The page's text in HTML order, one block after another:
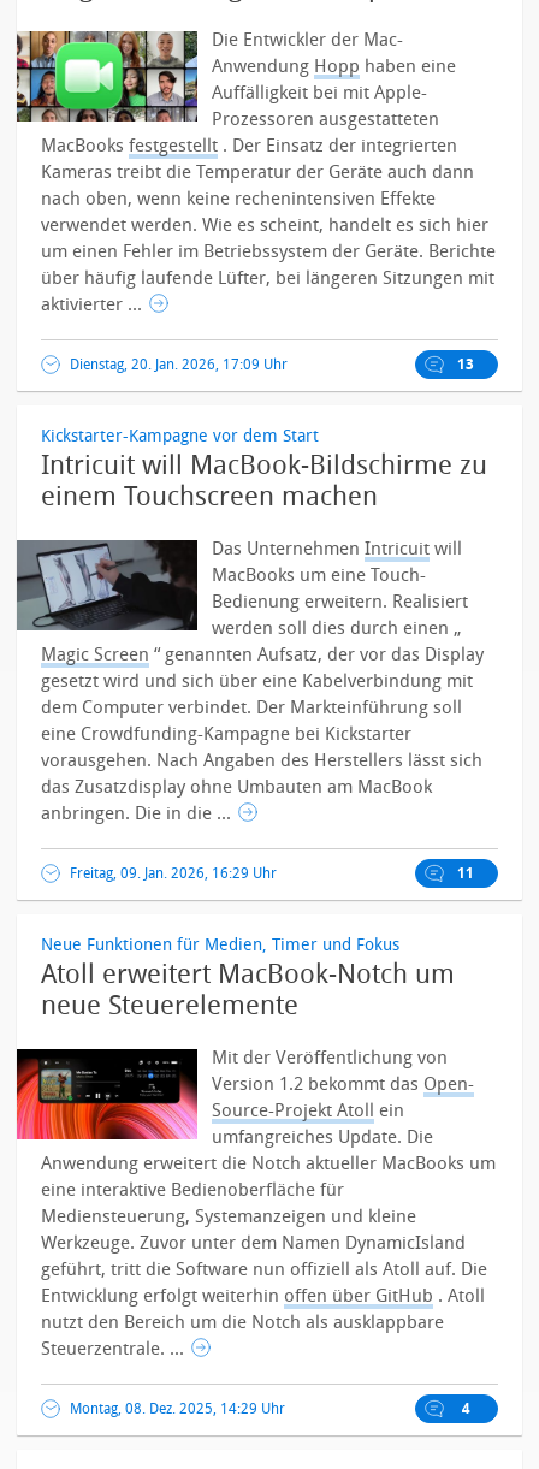
Die Entwickler der Mac-
Anwendung Hopp haben eine
Auffälligkeit bei mit Apple-
Prozessoren ausgestatteten
MacBooksfestgestellt . Der Einsatz der integrierten
Kameras treibt die Temperatur der Geräte auch dann
nach oben, wenn keine rechenintensiven Effekte
verwendet werden. Wie es scheint, handelt es sich hier
um einen Fehler im Betriebssystem der Geräte. Berichte
über häufig laufende Lüfter, bei längeren Sitzungen mit
aktivierter ...
Dienstag, 20. Jan. 2026, 17:09 Uhr 13
Kickstarter-Kampagne vor dem Start
Intricuit will MacBook-Bildschirme zu
einem Touchscreen machen
Das UnternehmenIntricuit will
MacBooks um eine Touch-
Bedienung erweitern. Realisiert
werden soll dies durch einen „
Magic Screen “ genannten Aufsatz, der vor das Display
gesetzt wird und sich über eine Kabelverbindung mit
dem Computer verbindet. Der Markteinführung soll
eine Crowdfunding-Kampagne bei Kickstarter
vorausgehen. Nach Angaben des Herstellers lässt sich
das Zusatzdisplay ohne Umbauten am MacBook
anbringen. Die in die ...
Freitag, 09. Jan. 2026, 16:29 Uhr 11
Neue Funktionen für Medien, Timer und Fokus
Atoll erweitert MacBook-Notch um
neue Steuerelemente
Mit der Veröffentlichung von
Version 1.2 bekommt das Open-
Source-Projekt Atoll ein
umfangreiches Update. Die
Anwendung erweitert die Notch aktueller MacBooks um
eine interaktive Bedienoberfläche für
Mediensteuerung, Systemanzeigen und kleine
Werkzeuge.Zuvor unter dem Namen DynamicIsland
geführt, tritt die Software nun offiziell als Atoll auf. Die
Entwicklung erfolgt weiterhin offen über GitHub . Atoll
nutzt den Bereich um die Notch als ausklappbare
Steuerzentrale. ...
Montag, 08. Dez. 2025, 14:29 Uhr 4